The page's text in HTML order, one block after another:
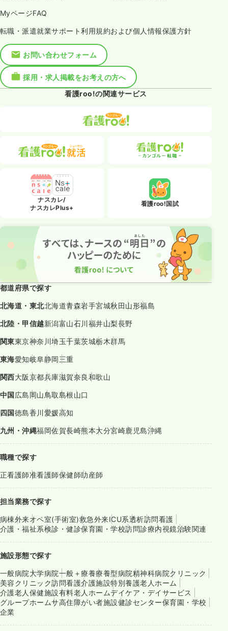
MyページFAQ
転職・派遣就業サポート利用規約および個人情報保護方針
お問い合わせフォーム
採用・求人掲載をお考えの方へ
看護roo!の関連サービス
ナスカレ/
ナスカレPlus+
看護roo!国試
都道府県で探す
北海道・東北北海道青森岩手宮城秋田山形福島
北陸・甲信越新潟富山石川福井山梨長野
関東東京神奈川埼玉千葉茨城栃木群馬
東海愛知岐阜静岡三重
関西大阪京都兵庫滋賀奈良和歌山
中国広島岡山鳥取島根山口
四国徳島香川愛媛高知
九州・沖縄福岡佐賀長崎熊本大分宮崎鹿児島沖縄
職種で探す
正看護師准看護師保健師助産師
担当業務で探す
病棟外来オペ室(手術室)救急外来ICU系透析訪問看護
介護・福祉系検診・健診保育園・学校訪問診療内視鏡治験関連
施設形態で探す
一般病院大学病院一般＋療養療養型病院精神科病院クリニック
美容クリニック訪問看護介護施設特別養護老人ホーム
介護老人保健施設有料老人ホームデイケア・デイサービス
グループホームサ高住障がい者施設健診センター保育園・学校
企業